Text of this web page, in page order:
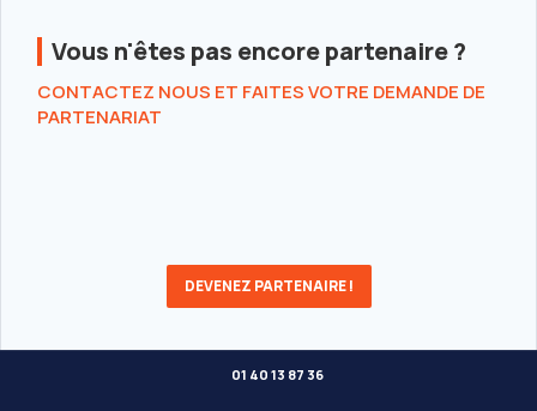
Vous n'êtes pas encore partenaire ?
CONTACTEZ NOUS ET FAITES VOTRE DEMANDE DE
PARTENARIAT
DEVENEZ PARTENAIRE !
01 40 13 87 36